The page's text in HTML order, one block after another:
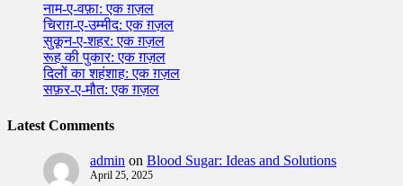
नाम-ए-वफ़ा: एक ग़ज़ल
चिराग़-ए-उम्मीद: एक ग़ज़ल
सुकून-ए-शहर: एक ग़ज़ल
रूह की पुकार: एक ग़ज़ल
दिलों का शहंशाह: एक ग़ज़ल
सफ़र-ए-मौत: एक ग़ज़ल
Latest Comments
admin on Blood Sugar: Ideas and Solutions
April 25, 2025